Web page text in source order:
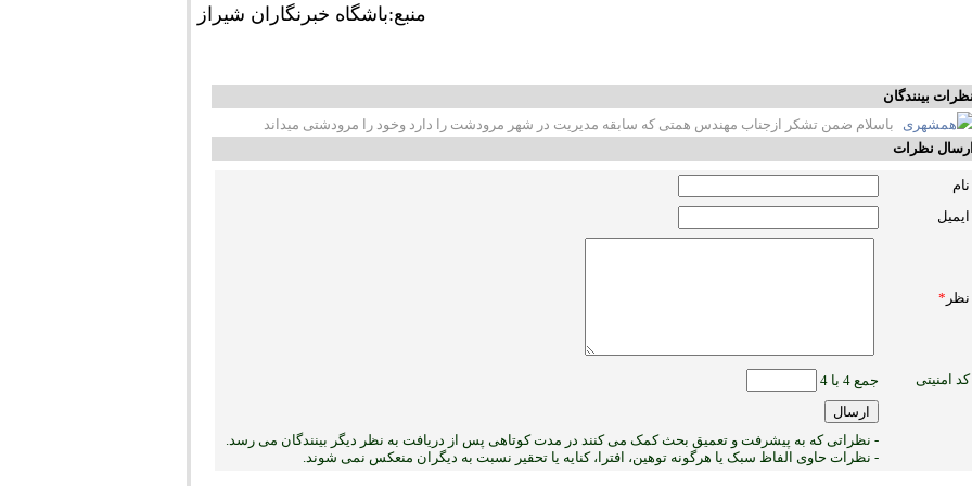
منبع:باشگاه خبرنگاران شیراز
بینندگان
همشهری
باسلام ضمن تشکر ازجناب مهندس همتی که سابقه مدیریت در شهر مرودشت را دارد وخود را مرودشتی میداند
نظرات
نام
ایمیل
نظر *
کد امنیتی جمع 4 با 4
- نظراتی که به پیشرفت و تعمیق بحث کمک می کنند در مدت کوتاهی پس از دریافت به نظر دیگر بینندگان می رسد.
- نظرات حاوی الفاظ سبک یا هرگونه توهین، افترا، کنایه یا تحقیر نسبت به دیگران منعکس نمی ‏شوند.